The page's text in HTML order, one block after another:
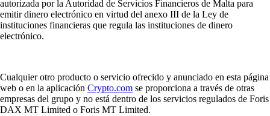
autorizada por la Autoridad de Servicios Financieros de Malta para
emitir dinero electrónico en virtud del anexo III de la Ley de
instituciones financieras que regula las instituciones de dinero
electrónico.
Cualquier otro producto o servicio ofrecido y anunciado en esta página
web o en la aplicación Crypto.com se proporciona a través de otras
empresas del grupo y no está dentro de los servicios regulados de Foris
DAX MT Limited o Foris MT Limited.